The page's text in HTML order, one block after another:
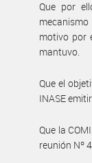
Que por
motivo por
mantuvo.
Que el
INASE
Que la
reunión Nº